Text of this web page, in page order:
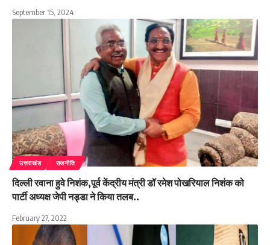
September 15, 2024
उत्तराखंड राजनीति
दिल्ली रवाना हुवे निशंक,पूर्व केंद्रीय मंत्री डॉ रमेश पोखरियाल निशंक को
पार्टी अध्यक्ष जेपी नड्डा ने किया तलब..
February 27, 2022